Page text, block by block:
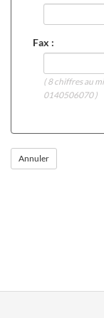
Fax :
( 8 chiffres au
0140506070 )